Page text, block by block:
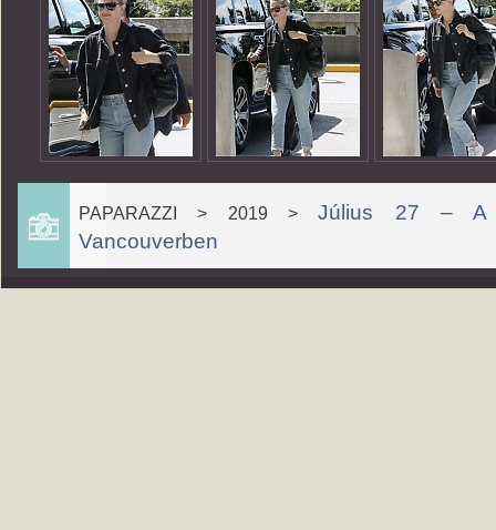
PAPARAZZI > 2019 >Július 27 – A
Vancouverben